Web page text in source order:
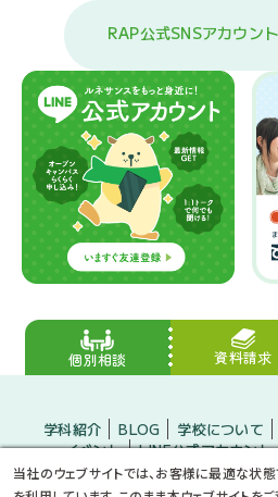
RAP公式SNSアカウント
個別相談 資料請求
学科紹介 BLOG 学校について
イベント
LINE公式アカウント
入学をお考えの方
保護
小・中学生のみなさんへ
プライバ
当社のウェブサイトでは、お客様に最適な状